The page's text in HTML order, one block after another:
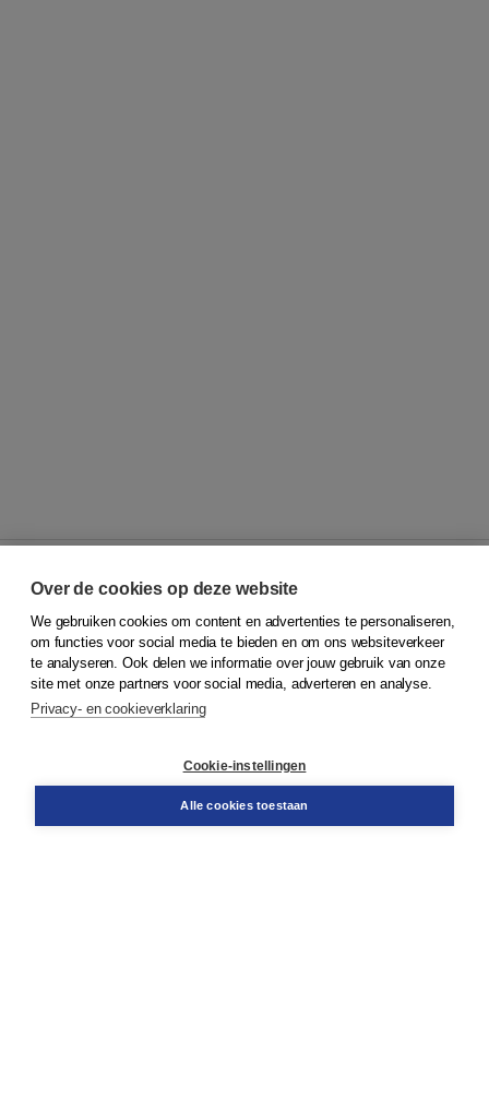
© 2026Koninklijke Boom uitgevers
Klantenservice
Service & informatie
Contact
Over de cookies op deze website
We gebruiken cookies om content en advertenties te personaliseren,
om functies voor social media te bieden en om ons websiteverkeer
te analyseren. Ook delen we informatie over jouw gebruik van onze
site met onze partners voor social media, adverteren en analyse.
Privacy- en cookieverklaring
Cookie-instellingen
Alle cookies toestaan